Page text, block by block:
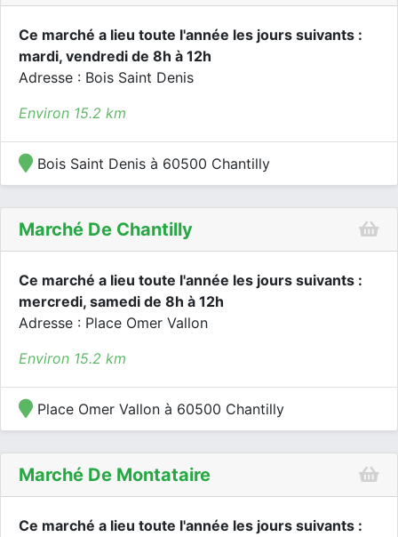
Ce marché a lieu toute l'année les jours suivants :
mardi, vendredi de 8h à 12h
Adresse : Bois Saint Denis
Environ 15.2 km
Bois Saint Denis à 60500 Chantilly
Marché De Chantilly
Ce marché a lieu toute l'année les jours suivants :
mercredi, samedi de 8h à 12h
Adresse : Place Omer Vallon
Environ 15.2 km
Place Omer Vallon à 60500 Chantilly
Marché De Montataire
Ce marché a lieu toute l'année les jours suivants :